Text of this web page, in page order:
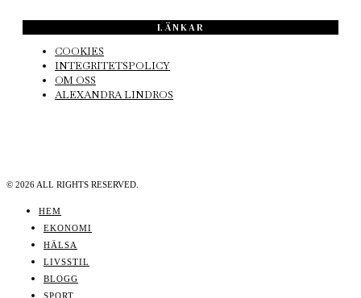
LÄNKAR
COOKIES
INTEGRITETSPOLICY
OM OSS
ALEXANDRA LINDROS
© 2026 ALL RIGHTS RESERVED.
HEM
EKONOMI
HÄLSA
LIVSSTIL
BLOGG
SPORT